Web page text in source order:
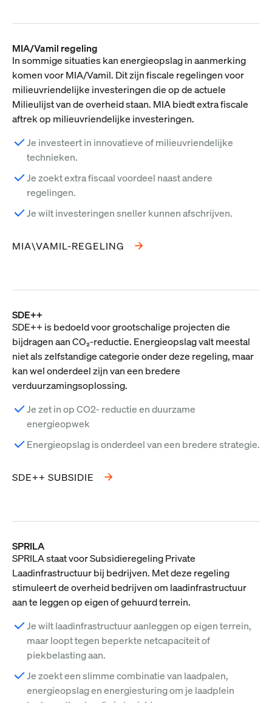
MIA/Vamil regeling
In sommige situaties kan energieopslag in aanmerking
komen voor MIA/Vamil. Dit zijn fiscale regelingen voor
milieuvriendelijke investeringen die op de actuele
Milieulijst van de overheid staan. MIA biedt extra fiscale
aftrek op milieuvriendelijke investeringen.
Je investeert in innovatieve of milieuvriendelijke
technieken.
Je zoekt extra fiscaal voordeel naast andere
regelingen.
Je wilt investeringen sneller kunnen afschrijven.
MIA\VAMIL-REGELING
SDE++
SDE++ is bedoeld voor grootschalige projecten die
bijdragen aan CO₂-reductie. Energieopslag valt meestal
niet als zelfstandige categorie onder deze regeling, maar
kan wel onderdeel zijn van een bredere
verduurzamingsoplossing.
Je zet in op CO2- reductie en duurzame
energieopwek
Energieopslag is onderdeel van een bredere strategie.
SDE++ SUBSIDIE
SPRILA
SPRILA staat voor Subsidieregeling Private
Laadinfrastructuur bij bedrijven. Met deze regeling
stimuleert de overheid bedrijven om laadinfrastructuur
aan te leggen op eigen of gehuurd terrein.
Je wilt laadinfrastructuur aanleggen op eigen terrein,
maar loopt tegen beperkte netcapaciteit of
piekbelasting aan.
Je zoekt een slimme combinatie van laadpalen,
energieopslag en energiesturing om je laadplein